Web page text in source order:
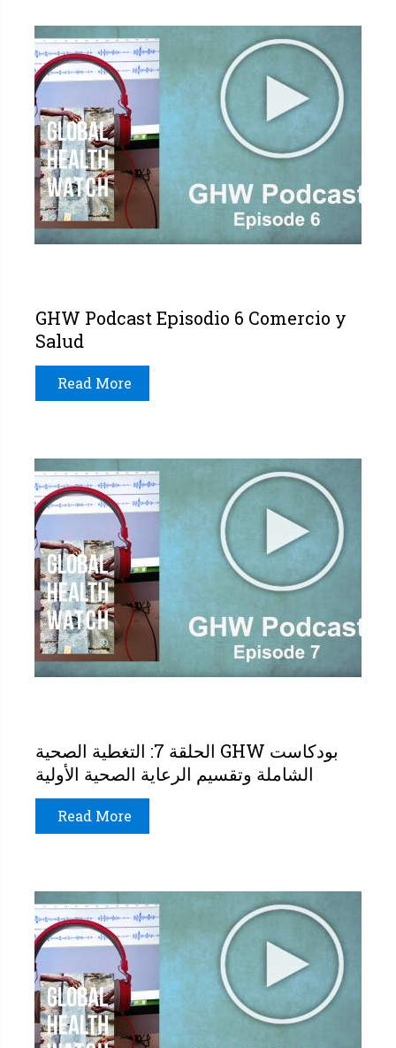
GHW Podcast Episodio 6 Comercio y
Salud
Read More
بودكاست GHW الحلقة 7: التغطية الصحية
الشاملة وتقسيم الرعاية الصحية الأولية
Read More